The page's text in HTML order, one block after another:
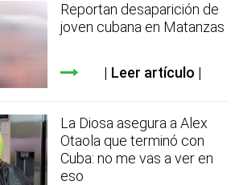
Reportan desaparición de
joven cubana en Matanzas
Leer artículo
La Diosa asegura a Alex
Otaola que terminó con
Cuba: no me vas a ver en
eso